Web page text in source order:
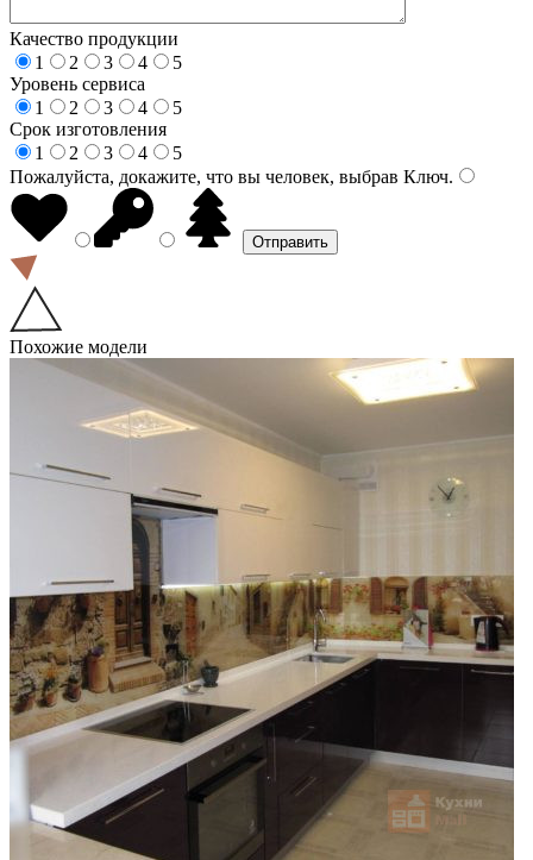
Качество продукции
1
2 3 4
5
Уровень сервиса
1
2 3 4
5
Срок изготовления
1
2 3 4
5
Пожалуйста, докажите, что вы человек, выбрав Ключ.
Похожие модели